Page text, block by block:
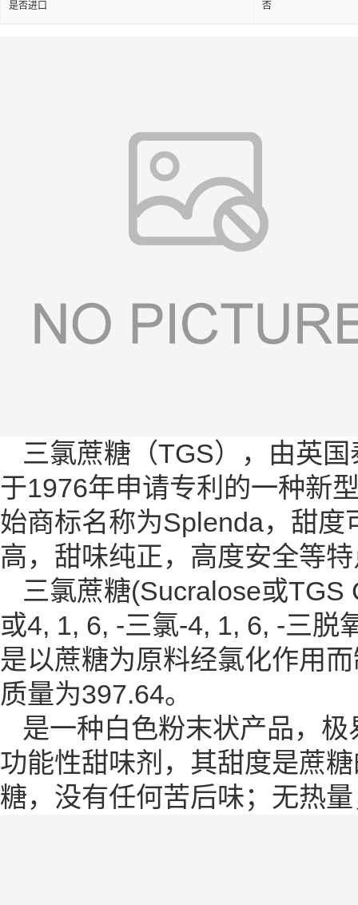
是否进口 否
三氯蔗糖（TGS），由英
于1976年申请专利的一种新
始商标名称为Splenda，甜
高，甜味纯正，高度安全等
三氯蔗糖(Sucralose或TGS
或4, 1, 6, -三氯-4, 1, 6, -三
是以蔗糖为原料经氯化作用
质量为397.64。
是一种白色粉末状产品，极
功能性甜味剂，其甜度是蔗
糖，没有任何苦后味；无热